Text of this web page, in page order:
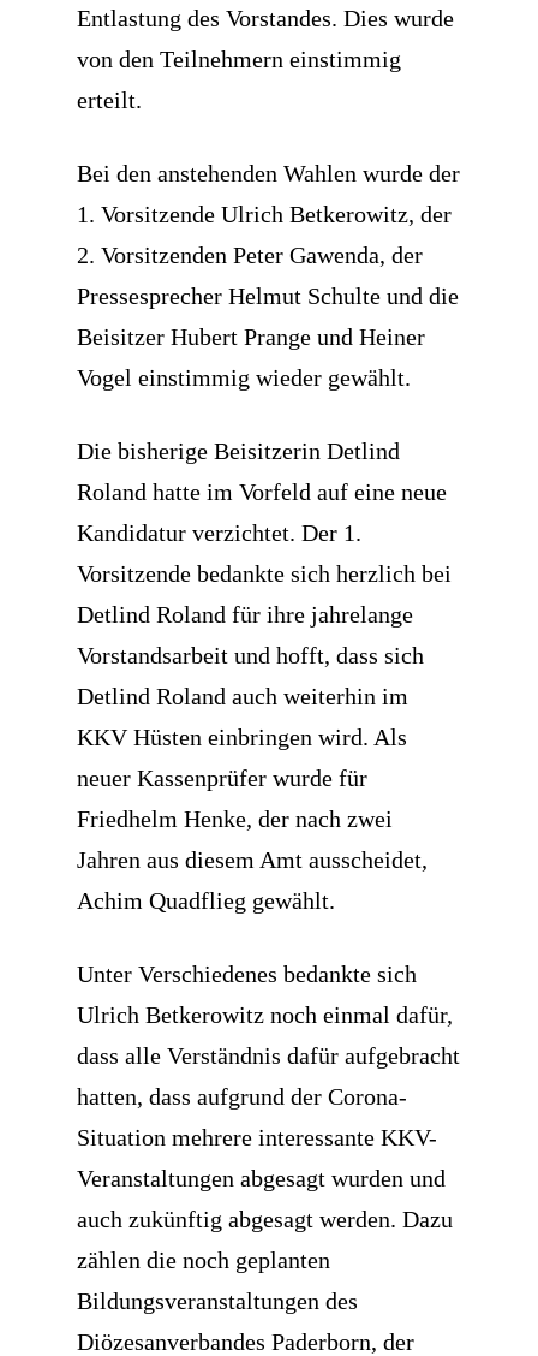
Entlastung des Vorstandes. Dies wurde
von den Teilnehmern einstimmig
erteilt.
Bei den anstehenden Wahlen wurde der
1. Vorsitzende Ulrich Betkerowitz, der
2. Vorsitzenden Peter Gawenda, der
Pressesprecher Helmut Schulte und die
Beisitzer Hubert Prange und Heiner
Vogel einstimmig wieder gewählt.
Die bisherige Beisitzerin Detlind
Roland hatte im Vorfeld auf eine neue
Kandidatur verzichtet. Der 1.
Vorsitzende bedankte sich herzlich bei
Detlind Roland für ihre jahrelange
Vorstandsarbeit und hofft, dass sich
Detlind Roland auch weiterhin im
KKV Hüsten einbringen wird. Als
neuer Kassenprüfer wurde für
Friedhelm Henke, der nach zwei
Jahren aus diesem Amt ausscheidet,
Achim Quadflieg gewählt.
Unter Verschiedenes bedankte sich
Ulrich Betkerowitz noch einmal dafür,
dass alle Verständnis dafür aufgebracht
hatten, dass aufgrund der Corona-
Situation mehrere interessante KKV-
Veranstaltungen abgesagt wurden und
auch zukünftig abgesagt werden. Dazu
zählen die noch geplanten
Bildungsveranstaltungen des
Diözesanverbandes Paderborn, der